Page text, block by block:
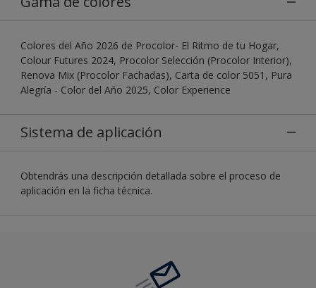
Colores del Año 2026 de Procolor- El Ritmo de tu Hogar,
Colour Futures 2024, Procolor Selección (Procolor Interior),
Renova Mix (Procolor Fachadas), Carta de color 5051, Pura
Alegría - Color del Año 2025, Color Experience
Sistema de aplicación
Obtendrás una descripción detallada sobre el proceso de
aplicación en la ficha técnica.